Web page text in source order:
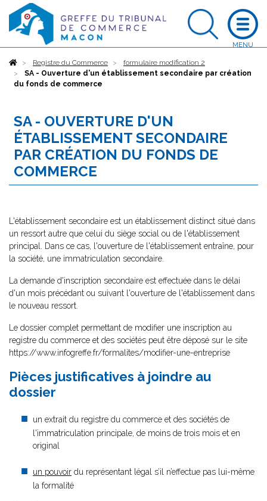
AccueilRegistre du Commerce
formulaire modification 2
SA - Ouverture d'un établissement secondaire par création
du fonds de commerce
SA - OUVERTURE D'UN
ÉTABLISSEMENT SECONDAIRE
PAR CRÉATION DU FONDS DE
COMMERCE
L'établissement secondaire est un établissement distinct situé dans
un ressort autre que celui du siège social ou de l'établissement
principal. Dans ce cas, l'ouverture de l'établissement entraîne, pour
la société, une immatriculation secondaire.
La demande d'inscription secondaire est effectuée dans le délai
d'un mois précédant ou suivant l'ouverture de l'établissement dans
le nouveau ressort.
Le dossier complet permettant de modifier une inscription au
registre du commerce et des sociétés peut être déposé sur le site
https://www.infogreffe.fr/formalites/modifier-une-entreprise
Pièces justificatives à joindre au
dossier
un extrait du registre du commerce et des sociétés de
l'immatriculation principale, de moins de trois mois et en
original
un pouvoir du représentant légal s’il n’effectue pas lui-même
la formalité